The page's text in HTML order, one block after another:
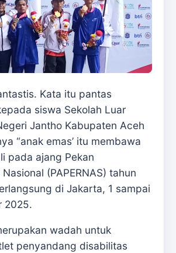
Kata itu pantas
siswa Sekolah Luar
Jantho Kabupaten Aceh
“anak emas’ itu membawa
pada ajang Pekan
(PAPERNAS) tahun
di Jakarta, 1 sampai
2025.
wadah untuk
penyandang disabilitas